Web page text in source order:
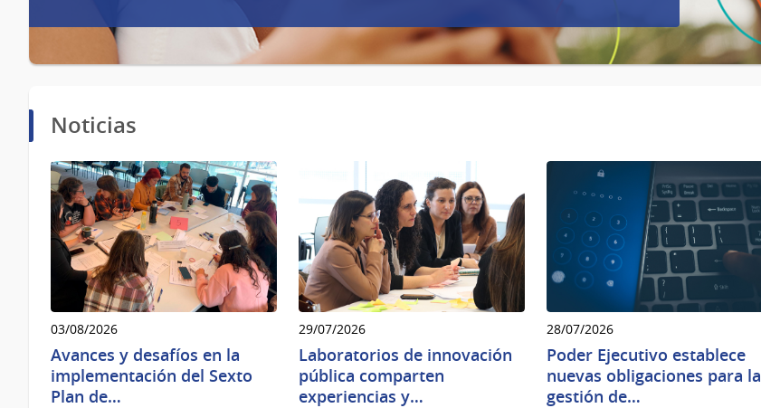
Noticias
03/08/2026
Avances y desafíos en la
implementación del Sexto
Plan de…
29/07/2026
Laboratorios de innovación
pública comparten
experiencias y…
28/07/2026
Poder Ejecutivo establece
nuevas obligaciones para la
gestión de…